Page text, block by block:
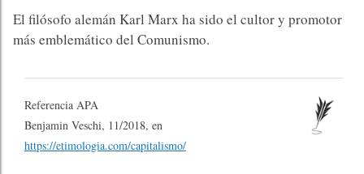
El filósofo alemán Karl Marx ha sido el cultor y promotor
más emblemático del Comunismo.​
Referencia APA
Benjamin Veschi, 11/2018, en
https://etimologia.com/capitalismo/